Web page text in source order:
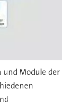
und Module der